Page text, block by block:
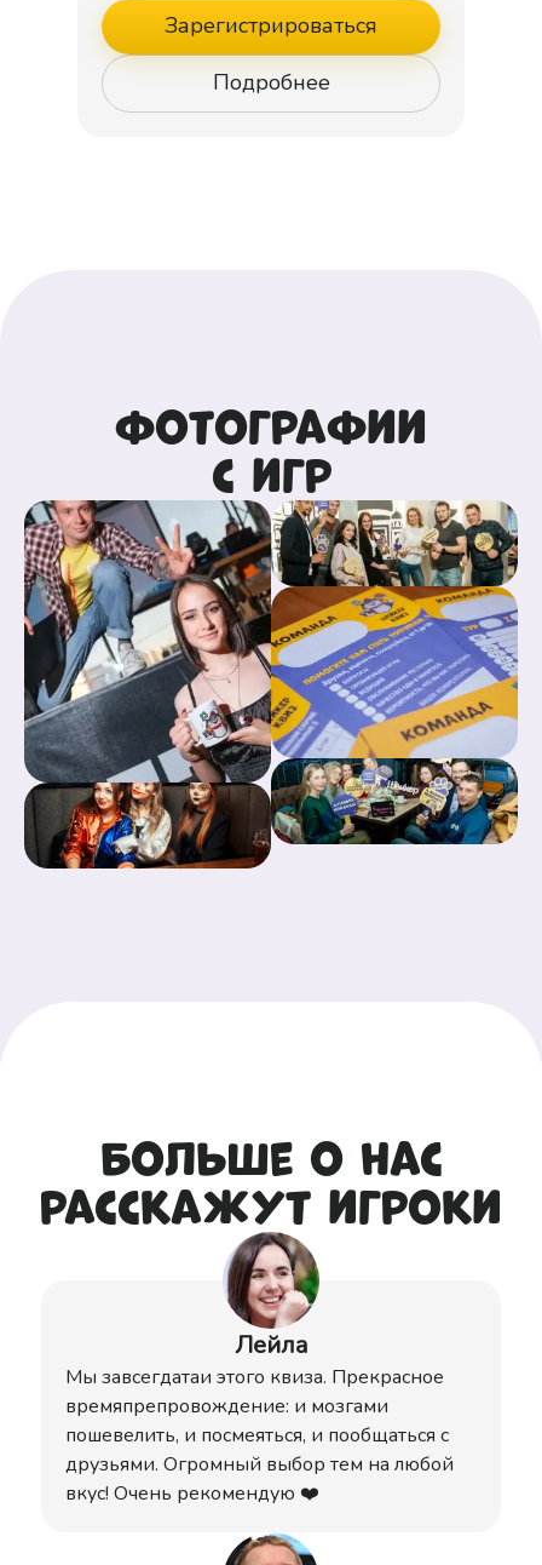
Зарегистрироваться
Подробнее
Фотографии
с игр
Больше о нас
расскажут игроки
Лейла
Мы завсегдатаи этого квиза. Прекрасное
времяпрепровождение: и мозгами
пошевелить, и посмеяться, и пообщаться с
друзьями. Огромный выбор тем на любой
вкус! Очень рекомендую ❤️